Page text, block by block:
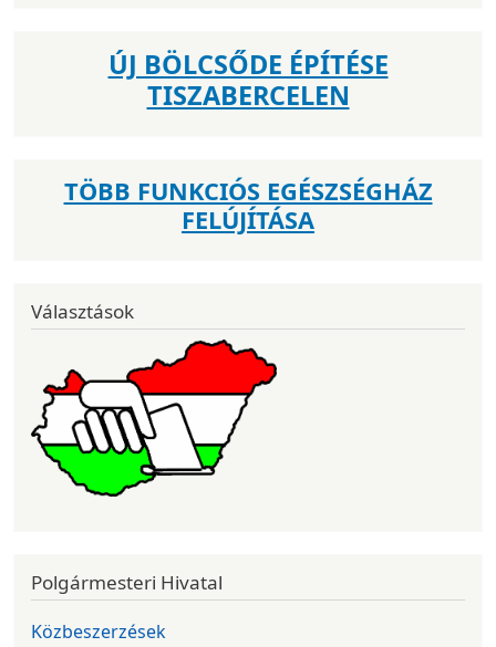
ÚJ BÖLCSŐDE ÉPÍTÉSE
TISZABERCELEN
TÖBB FUNKCIÓS EGÉSZSÉGHÁZ
FELÚJÍTÁSA
Választások
Polgármesteri Hivatal
Közbeszerzések